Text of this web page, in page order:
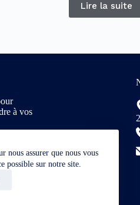
nous assurer que nous vous
possible sur notre site.
Lire la suite
à vos